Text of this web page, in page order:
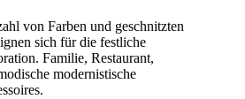
von Farben und geschnitzten
sich für die festliche
Familie, Restaurant,
modernistische